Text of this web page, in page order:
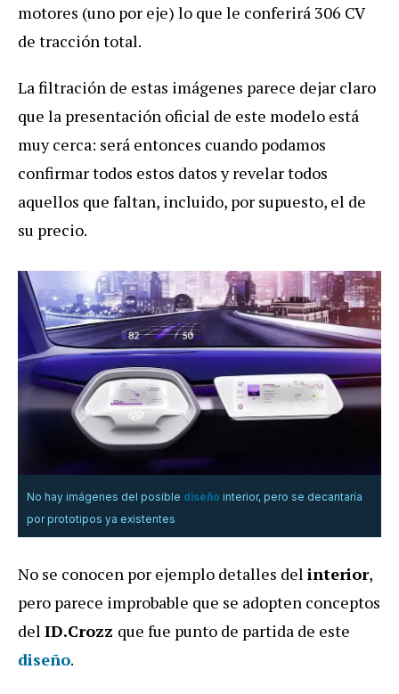
motores (uno por eje) lo que le conferirá 306 CV
de tracción total.
La filtración de estas imágenes parece dejar claro
que la presentación oficial de este modelo está
muy cerca: será entonces cuando podamos
confirmar todos estos datos y revelar todos
aquellos que faltan, incluido, por supuesto, el de
su precio.
No hay imágenes del posible diseño interior, pero se decantaría
por prototipos ya existentes
No se conocen por ejemplo detalles del interior,
pero parece improbable que se adopten conceptos
del ID.Crozz que fue punto de partida de este
diseño.